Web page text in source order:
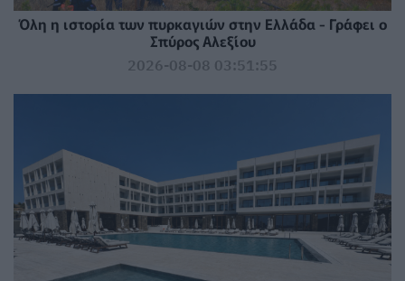
Όλη η ιστορία των πυρκαγιών στην Ελλάδα - Γράφει ο
Σπύρος Αλεξίου
2026-08-08 03:51:55